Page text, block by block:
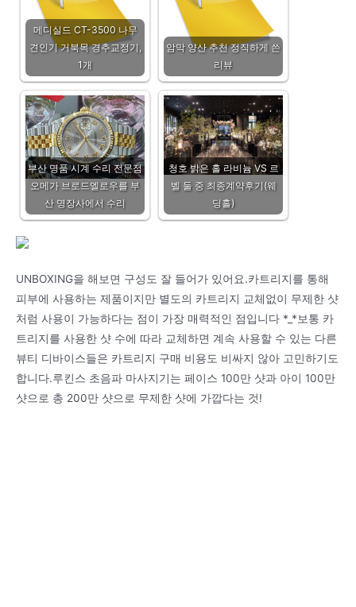
메디실드 CT-3500 나무
견인기 거북목 경추교정기,
1개
암막 양산 추천 정직하게 쓴
리뷰
부산 명품 시계 수리 전문점
오메가 브로드엘로우를 부
산 명장사에서 수리
청호 밝은 홀 라비늄 VS 르
벨 둘 중 최종계약후기(웨
딩홀)
UNBOXING을 해보면 구성도 잘 들어가 있어요.카트리지를 통해
피부에 사용하는 제품이지만 별도의 카트리지 교체없이 무제한 샷
처럼 사용이 가능하다는 점이 가장 매력적인 점입니다 *_*보통 카
트리지를 사용한 샷 수에 따라 교체하면 계속 사용할 수 있는 다른
뷰티 디바이스들은 카트리지 구매 비용도 비싸지 않아 고민하기도
합니다.루킨스 초음파 마사지기는 페이스 100만 샷과 아이 100만
샷으로 총 200만 샷으로 무제한 샷에 가깝다는 것!